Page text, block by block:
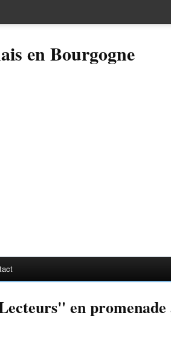
en Bourgogne
en